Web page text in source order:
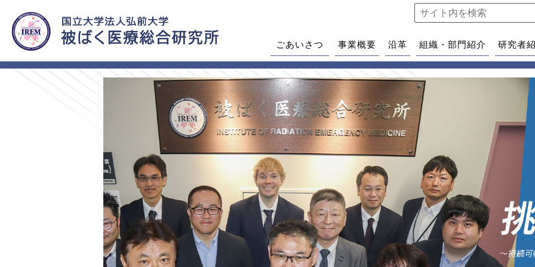
ごあいさつ 事業概要 沿革 組織・部門紹介 研究者